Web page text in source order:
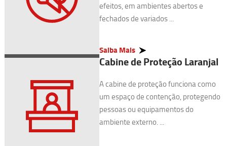
efeitos, em ambientes abertos e
fechados de variados ...
Saiba Mais
Cabine de Proteção Laranjal
A cabine de proteção funciona como
um espaço de contenção, protegendo
pessoas ou equipamentos do
ambiente externo. ...